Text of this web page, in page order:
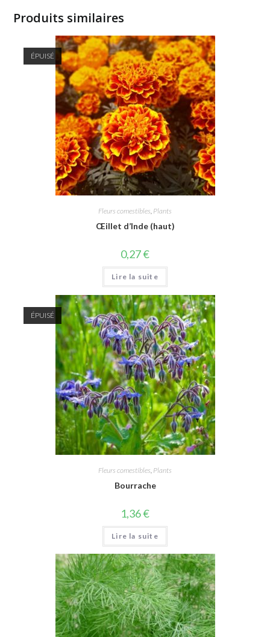
Produits similaires
ÉPUISÉ
Fleurs comestibles, Plants
Œillet d’Inde (haut)
0,27€
Lire la suite
ÉPUISÉ
Fleurs comestibles Plants
Bourrache
1,36€
Lire la suite